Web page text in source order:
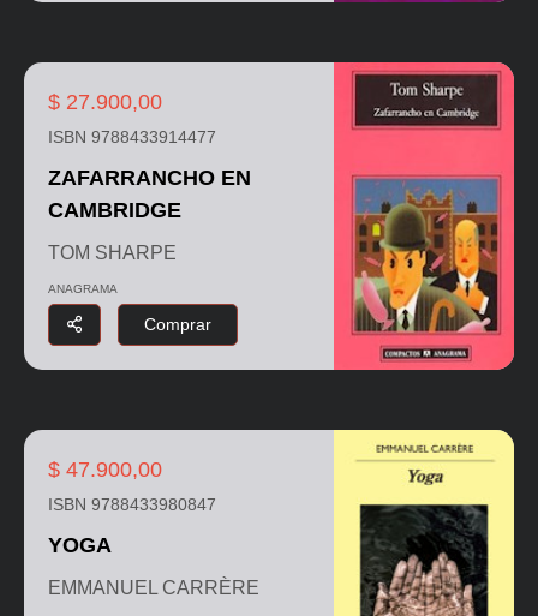
$ 27.900,00
ISBN 9788433914477
ZAFARRANCHO EN
CAMBRIDGE
TOM SHARPE
ANAGRAMA
Comprar
$ 47.900,00
ISBN 9788433980847
YOGA
EMMANUEL CARRÈRE